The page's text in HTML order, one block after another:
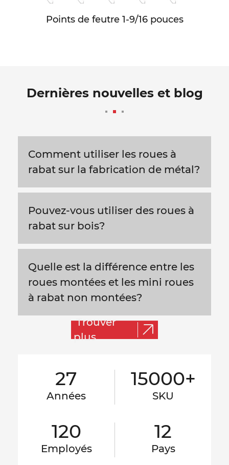
Points de feutre 1-9/16 pouces
Dernières nouvelles et blog
Comment utiliser les roues à
rabat sur la fabrication de métal?
Pouvez-vous utiliser des roues à
rabat sur bois?
27
Années
15000+
SKU
120
Employés
12
Pays
Quelle est la différence entre les
roues montées et les mini roues
à rabat non montées?
Trouver
plus